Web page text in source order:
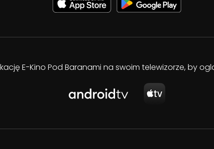
E-Kino Pod Baranami na swoim telewizorze, by